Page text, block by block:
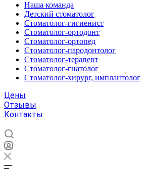
Наша команда
Детский стоматолог
Стоматолог-гигиенист
Стоматолог-ортодонт
Стоматолог-ортопед
Стоматолог-пародонтолог
Стоматолог-терапевт
Стоматолог-гнатолог
Стоматолог-хирург, имплантолог
Цены
Отзывы
Контакты